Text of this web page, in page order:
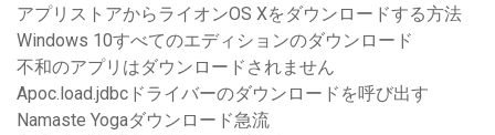
アプリストアからライオンOS Xをダウンロードする方法
Windows 10すべてのエディションのダウンロード
不和のアプリはダウンロードされません
Apoc.load.jdbcドライバーのダウンロードを呼び出す
Namaste Yogaダウンロード急流